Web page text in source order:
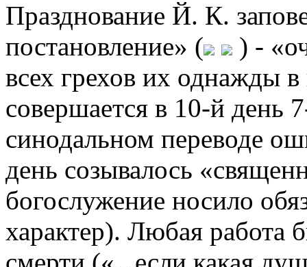
Празднование Й. К.
постановление» (
) -
всех грехов их однажды
совершается в 10-й день
синодальном переводе
день созывалось
богослужение носило
характер). Любая работа